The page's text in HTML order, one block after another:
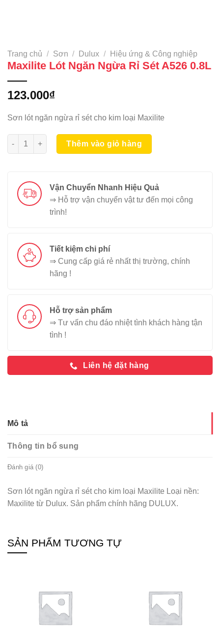
Trang chủ / Sơn / Dulux / Hiệu ứng & Công nghiệp
Maxilite Lót Ngăn Ngừa Rỉ Sét A526 0.8L
123.000₫
Sơn lót ngăn ngừa rỉ sét cho kim loại Maxilite
Maxilite Lót Ngăn Ngừa Rỉ Sét A526 0.8L số lượng
Thêm vào giỏ hàng
Vận Chuyển Nhanh Hiệu Quả
⇒ Hỗ trợ vận chuyển vật tư đến mọi công
trình!
Tiết kiệm chi phí
⇒ Cung cấp giá rẻ nhất thị trường, chính
hãng !
Hỗ trợ sản phẩm
⇒ Tư vấn chu đáo nhiệt tình khách hàng tận
tình !
Liên hệ đặt hàng
Mô tả
Thông tin bổ sung
Đánh giá (0)
Sơn lót ngăn ngừa rỉ sét cho kim loại Maxilite Loại nền:
Maxilite từ Dulux. Sản phẩm chính hãng DULUX.
SẢN PHẨM TƯƠNG TỰ